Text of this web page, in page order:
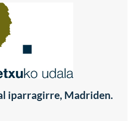
iparragirre, Madriden.